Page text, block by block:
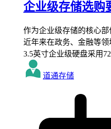
企业级存储选购
作为企业级存储的核心部
近年来在政务、金融等
3.5英寸企业级硬盘采用
道通存储